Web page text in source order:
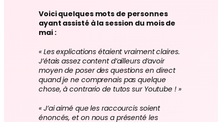
Voici quelques mots de personnes
ayant assisté à la session du mois de
mai :
« Les explications étaient vraiment claires.
J’étais assez content d’ailleurs d’avoir
moyen de poser des questions en direct
quand je ne comprenais pas quelque
chose, à contrario de tutos sur Youtube ! »
« J’ai aimé que les raccourcis soient
énoncés, et on nous a présenté les